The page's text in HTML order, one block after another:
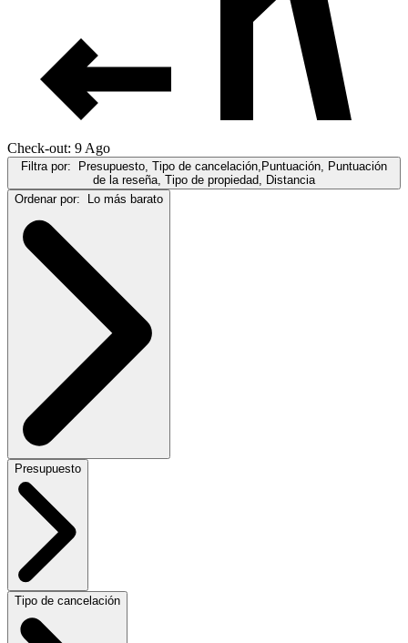
Check-out: 9 Ago
Filtra por:
Presupuesto, Tipo de cancelación,Puntuación, Puntuación
de la reseña, Tipo de propiedad, Distancia
Ordenar por:
Lo más barato
Presupuesto
Tipo de cancelación